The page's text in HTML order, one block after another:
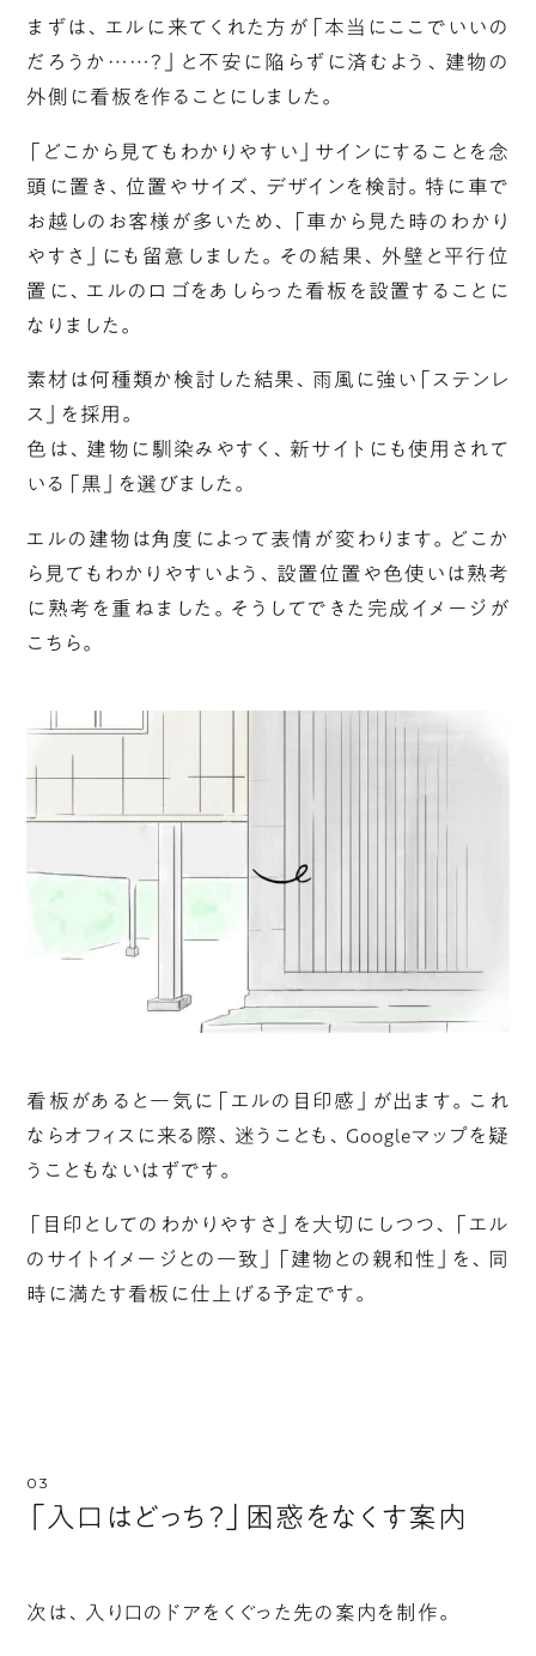
まずは、エルに来てくれた方が「本当にここでいいの
だろうか……？」と不安に陥らずに済むよう、建物の
外側に看板を作ることにしました。
「どこから見てもわかりやすい」サインにすることを念
頭に置き、位置やサイズ、デザインを検討。特に車で
お越しのお客様が多いため、「車から見た時のわかり
やすさ」にも留意しました。その結果、外壁と平行位
置に、エルのロゴをあしらった看板を設置することに
なりました。
素材は何種類か検討した結果、雨風に強い「ステンレ
ス」を採用。
色は、建物に馴染みやすく、新サイトにも使用されて
いる「黒」を選びました。
エルの建物は角度によって表情が変わります。どこか
ら見てもわかりやすいよう、設置位置や色使いは熟考
に熟考を重ねました。そうしてできた完成イメージが
こちら。
看板があると一気に「エルの目印感」が出ます。これ
ならオフィスに来る際、迷うことも、Googleマップを疑
うこともないはずです。
「目印としてのわかりやすさ」を大切にしつつ、「エル
のサイトイメージとの一致」「建物との親和性」を、同
時に満たす看板に仕上げる予定です。
「入口はどっち？」困惑をなくす案内
次は、入り口のドアをくぐった先の案内を制作。